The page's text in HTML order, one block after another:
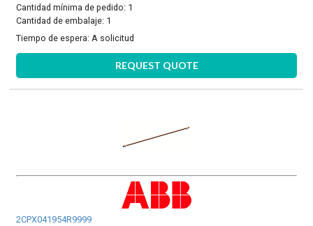
Cantidad mínima de pedido: 1
Cantidad de embalaje: 1
Tiempo de espera: A solicitud
REQUEST QUOTE
2CPX041954R9999